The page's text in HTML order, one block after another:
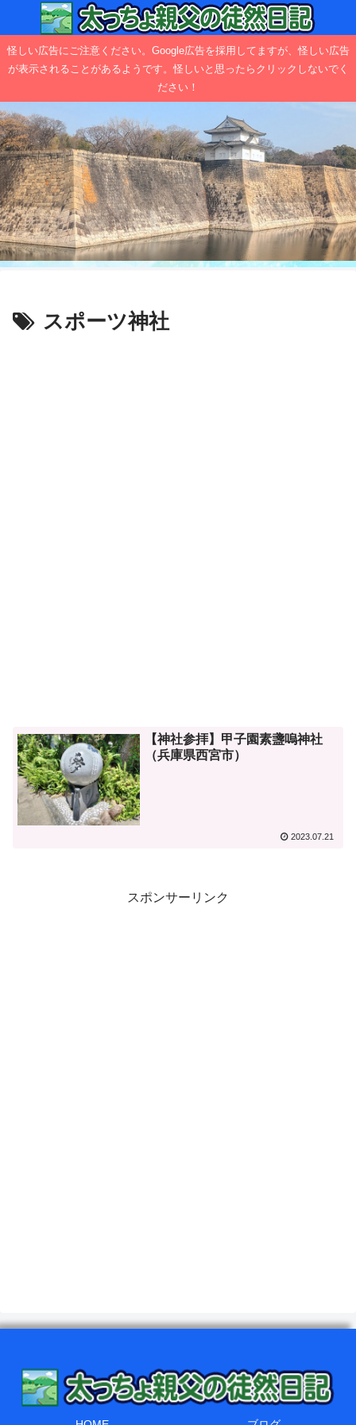
怪しい広告にご注意ください。Google広告を採用してますが、怪しい広告
が表示されることがあるようです。怪しいと思ったらクリックしないでく
ださい！
スポーツ神社
【神社参拝】甲子園素盞嗚神社
（兵庫県西宮市）
2023.07.21
スポンサーリンク